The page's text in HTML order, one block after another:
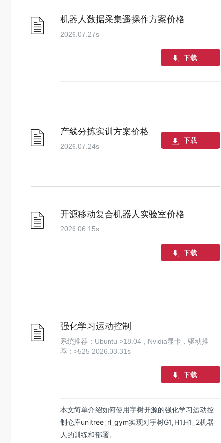
机器人数据采集遥操作方案价格
2026.07.27s
下载
产线分拣实训方案价格
2026.07.24s
下载
开源移动复合机器人实验室价格
2026.06.15s
下载
强化学习运动控制
系统推荐：Ubuntu >18.04，Nvidia显卡，驱动推
荐：>525 2026.03.31s
下载
本文简单介绍如何使用宇树开源的强化学习运动控
制仓库unitree_rl_gym实现对宇树G1,H1,H1_2机器
人的训练和部署。